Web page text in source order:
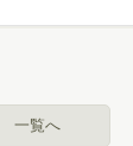
一覧へ